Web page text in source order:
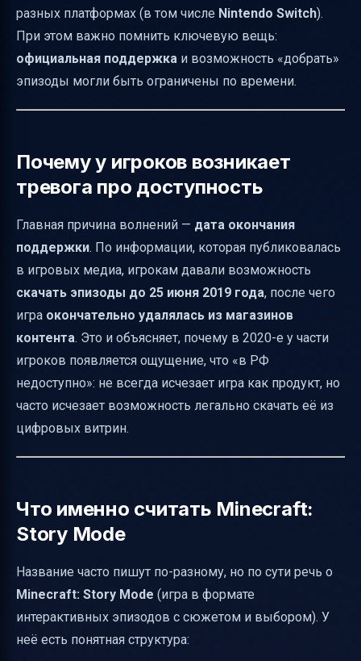
Итог
разных платформах (в том числе Nintendo Switch).
При этом важно помнить ключевую вещь:
официальная поддержка и возможность «добрать»
эпизоды могли быть ограничены по времени.
Почему у игроков возникает
тревога про доступность
Главная причина волнений — дата окончания
поддержки. По информации, которая публиковалась
в игровых медиа, игрокам давали возможность
скачать эпизоды до 25 июня 2019 года, после чего
игра окончательно удалялась из магазинов
контента. Это и объясняет, почему в 2020-е у части
игроков появляется ощущение, что «в РФ
недоступно»: не всегда исчезает игра как продукт, но
часто исчезает возможность легально скачать её из
цифровых витрин.
Что именно считать Minecraft:
Story Mode
Название часто пишут по-разному, но по сути речь о
Minecraft: Story Mode (игра в формате
интерактивных эпизодов с сюжетом и выбором). У
неё есть понятная структура: